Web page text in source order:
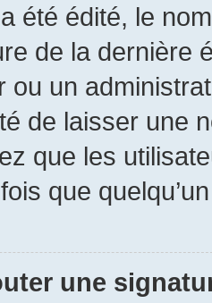
été édité, le
de la dernière
ou un
de laisser une
que les
que
une